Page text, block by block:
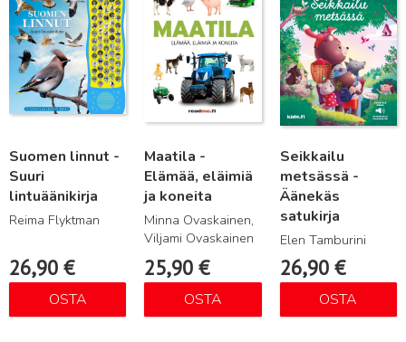
Suomen linnut -
Suuri
lintuäänikirja
Reima Flyktman
26,90 €
OSTA
Maatila -
Elämää, eläimiä
ja koneita
Minna Ovaskainen,
Viljami Ovaskainen
25,90€
OSTA
Seikkailu
metsässä -
Äänekäs
satukirja
Elen Tamburini
26,90 €
OSTA